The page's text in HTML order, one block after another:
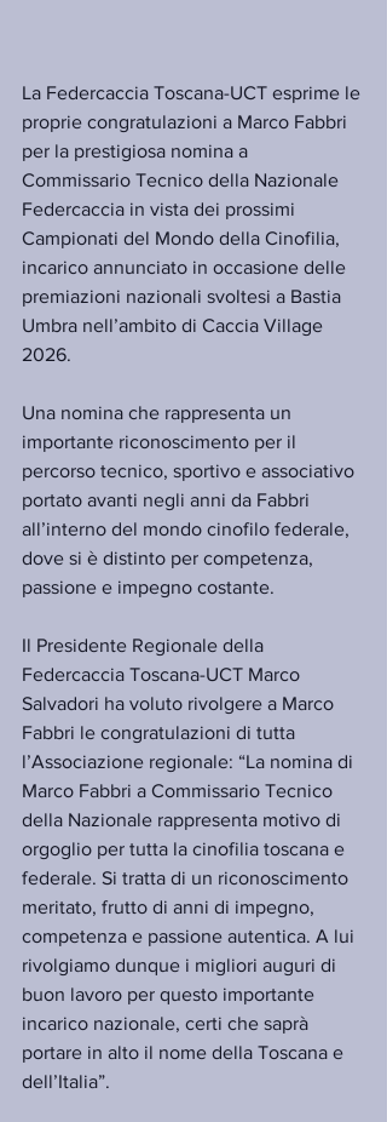
La Federcaccia Toscana-UCT esprime le
proprie congratulazioni a Marco Fabbri
per la prestigiosa nomina a
Commissario Tecnico della Nazionale
Federcaccia in vista dei prossimi
Campionati del Mondo della Cinofilia,
incarico annunciato in occasione delle
premiazioni nazionali svoltesi a Bastia
Umbra nell’ambito di Caccia Village
2026.
Una nomina che rappresenta un
importante riconoscimento per il
percorso tecnico, sportivo e associativo
portato avanti negli anni da Fabbri
all’interno del mondo cinofilo federale,
dove si è distinto per competenza,
passione e impegno costante.
Il Presidente Regionale della
Federcaccia Toscana-UCT Marco
Salvadori ha voluto rivolgere a Marco
Fabbri le congratulazioni di tutta
l’Associazione regionale: “La nomina di
Marco Fabbri a Commissario Tecnico
della Nazionale rappresenta motivo di
orgoglio per tutta la cinofilia toscana e
federale. Si tratta di un riconoscimento
meritato, frutto di anni di impegno,
competenza e passione autentica. A lui
rivolgiamo dunque i migliori auguri di
buon lavoro per questo importante
incarico nazionale, certi che saprà
portare in alto il nome della Toscana e
dell’Italia”.